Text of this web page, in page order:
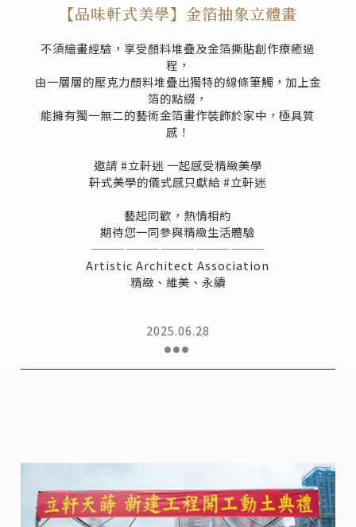
【品味軒式美學】金箔抽象立體畫
不須繪畫經驗，享受顏料堆疊及金箔撕貼創作療癒過
程，
由一層層的壓克力顏料堆疊出獨特的線條筆觸，加上金
箔的點綴，
能擁有獨一無二的藝術金箔畫作裝飾於家中，極具質
感！
邀請 #立軒迷 一起感受精緻美學
軒式美學的儀式感只獻給 #立軒迷
藝起同歡，熱情相約
期待您一同參與精緻生活體驗
———————————————
Artistic Architect Association
精緻、維美、永續
2025.06.28